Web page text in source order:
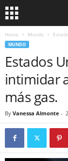
Home Mundo
MUNDO
Estados
intimidar
más gas.
By Vanessa Almonte -